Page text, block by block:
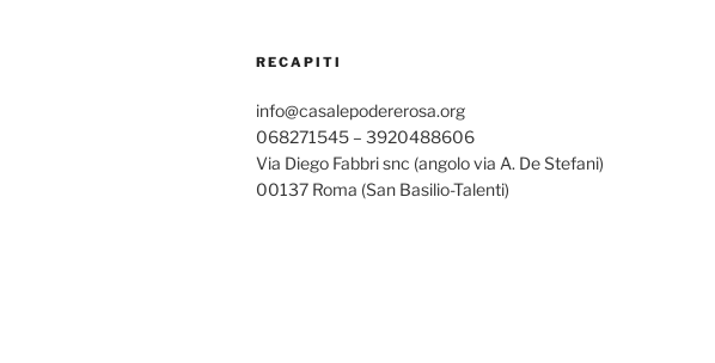
RECAPITI
info@casalepodererosa.org
068271545 – 3920488606
Via Diego Fabbri snc (angolo via A. De Stefani)
00137 Roma (San Basilio-Talenti)